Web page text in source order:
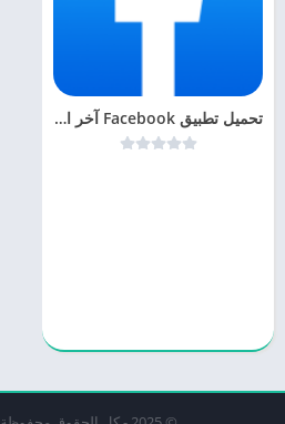
تحميل تطبيق Facebook آخر اصدار